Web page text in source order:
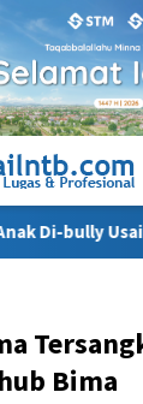
Usai Dituduh
Bima